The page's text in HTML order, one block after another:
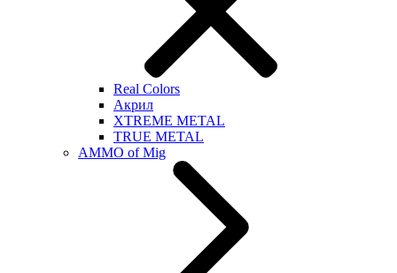
Real Colors
Акрил
XTREME METAL
TRUE METAL
AMMO of Mig